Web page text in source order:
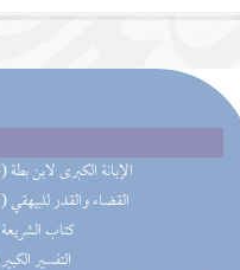
(254) الإبانة الكبرى لابن بطة
(117) القضاء والقدر للبيهقي
(98) كتاب الشريعة
(81) التفسير الكبير